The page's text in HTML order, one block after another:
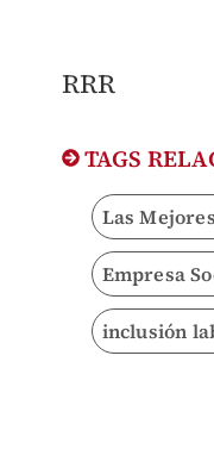
RRR
TAGS
Las
Empresa
inclusión